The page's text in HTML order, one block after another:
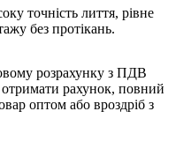
точність лиття, рівне
без протікань.
розрахунку з ПДВ
рахунок, повний
оптом або вроздріб з